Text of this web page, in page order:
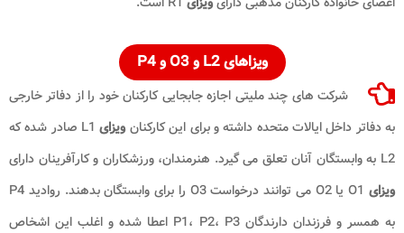
ویزاهای L2 و O3 و P4
شرکت های چند ملیتی اجازه جابجایی کارکنان خود را از دفاتر خارجی
به دفاتر داخل ایالات متحده داشته و برای این کارکنان ویزای
L1 صادر شده که
L2 به وابستگان آنان تعلق می گیرد. هنرمندان، ورزشکاران و کارآفرینان دارای
ویزای
O1 یا O2 می توانند درخواست O3 را برای وابستگان بدهند. روادید P4
به همسر و فرزندان دارندگان P1، P2، P3 اعطا شده و اغلب این اشخاص